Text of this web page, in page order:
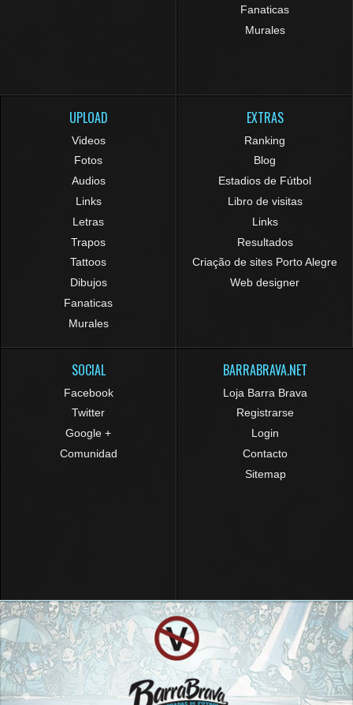
Fanaticas
Murales
UPLOAD
Videos
Fotos
Audios
Links
Letras
Trapos
Tattoos
Dibujos
Fanaticas
Murales
EXTRAS
Ranking
Blog
Estadios de Fútbol
Libro de visitas
Links
Resultados
Criação de sites Porto Alegre
Web designer
SOCIAL
Facebook
Twitter
Google +
Comunidad
BARRABRAVA.NET
Loja Barra Brava
Registrarse
Login
Contacto
Sitemap